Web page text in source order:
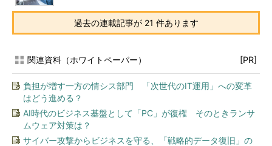
過去の連載記事が 21 件あります
関連資料（ホワイトペーパー） [PR]
負担が増す一方の情シス部門 「次世代のIT運用」への変革
はどう進める？
AI時代のビジネス基盤として「PC」が復権 そのときランサ
ムウェア対策は？
サイバー攻撃からビジネスを守る、「戦略的データ復旧」の